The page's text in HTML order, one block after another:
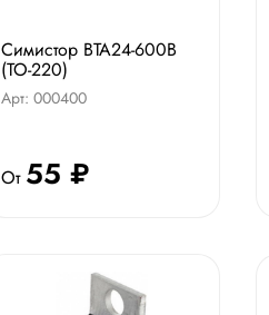
Симистор BTA24-600B
(TO-220)
Арт: 000400
От 55 ₽